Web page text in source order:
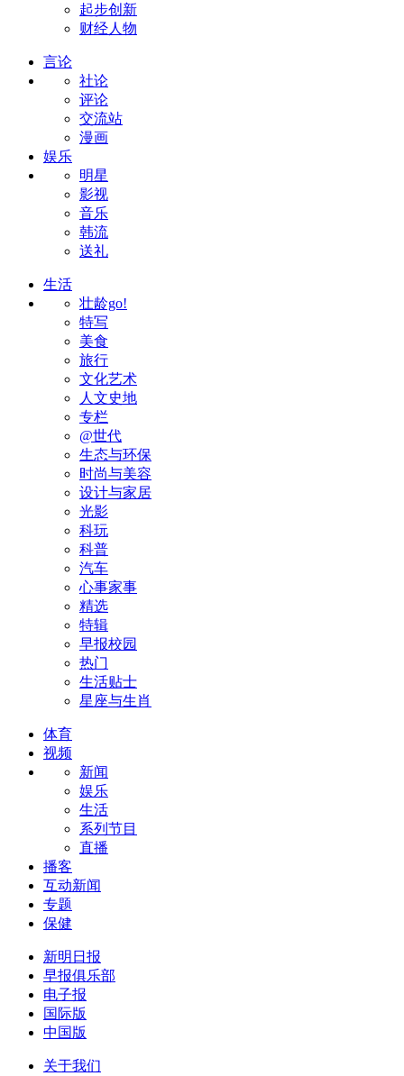
起步创新
财经人物
言论
社论
评论
交流站
漫画
娱乐
明星
影视
音乐
韩流
送礼
生活
壮龄go!
特写
美食
旅行
文化艺术
人文史地
专栏
@世代
生态与环保
时尚与美容
设计与家居
光影
科玩
科普
汽车
心事家事
精选
特辑
早报校园
热门
生活贴士
星座与生肖
体育
视频
新闻
娱乐
生活
系列节目
直播
播客
互动新闻
专题
保健
新明日报
早报俱乐部
电子报
国际版
中国版
关于我们